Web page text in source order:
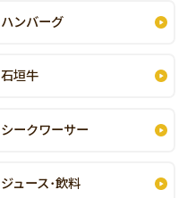
ハンバーグ
石垣牛
シークワーサー
ジュース･飲料